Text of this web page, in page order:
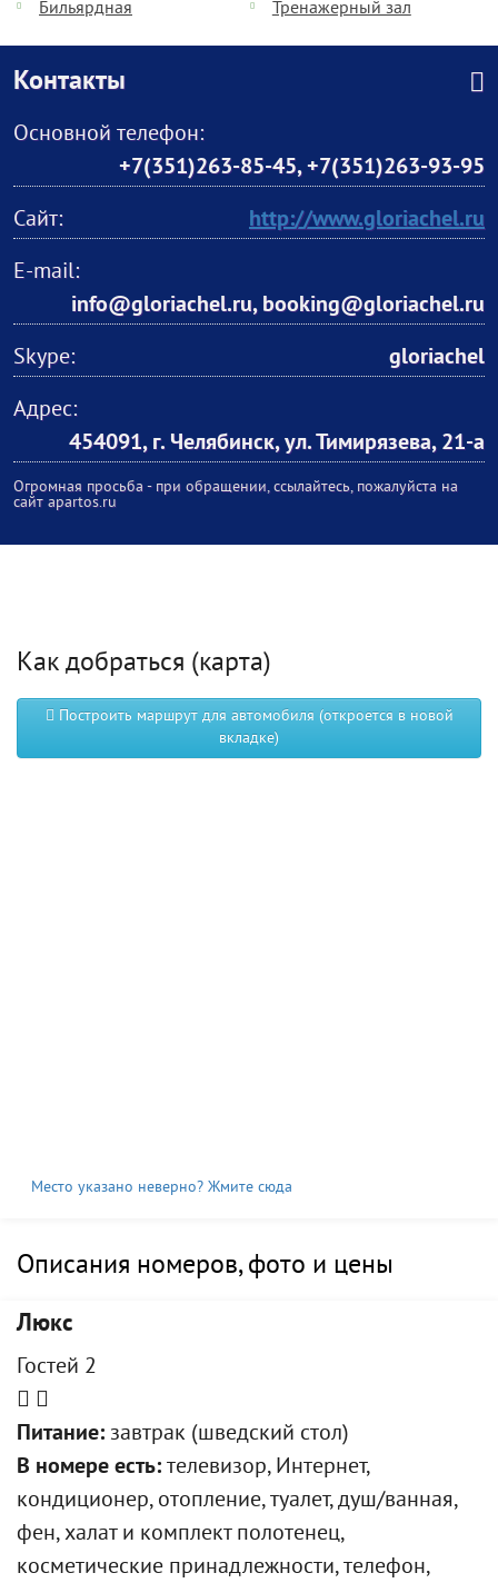
Бильярдная Тренажерный зал
Контакты
Основной телефон:
+7(351)263-85-45,+7(351)263-93-95
Сайт:
http://www.gloriachel.ru
E-mail:
info@gloriachel.ru, booking@gloriachel.ru
Skype:
gloriachel
Адрес:
454091, г. Челябинск, ул. Тимирязева, 21-а
Огромная просьба - при обращении, ссылайтесь, пожалуйста на
сайт apartos.ru
Как добраться (карта)
Построить маршрут для автомобиля (откроется в новой
вкладке)
Место указано неверно? Жмите сюда
Описания номеров, фото и цены
Люкс
Гостей 2
Питание: завтрак (шведский стол)
В номере есть: телевизор, Интернет,
кондиционер, отопление, туалет, душ/ванная,
фен, халат и комплект полотенец,
косметические принадлежности, телефон,